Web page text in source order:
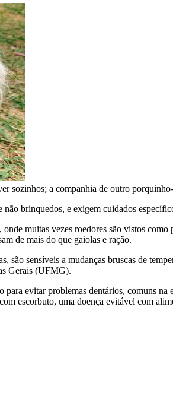
sozinhos; a companhia de outro
brinquedos, e exigem cuidados
muitas vezes roedores são vistos
de mais do que gaiolas e ração.
são sensíveis a mudanças bruscas de
Gerais (UFMG).
evitar problemas dentários, comuns
escorbuto, uma doença evitável com